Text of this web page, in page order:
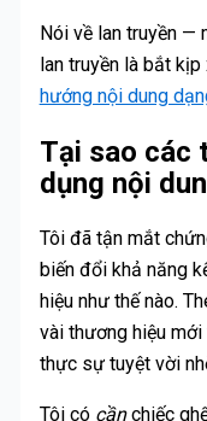
Nói về lan truyền —
lan truyền là bắt kịp
hướng nội dung
Tại sao các
dụng nội
Tôi đã tận mắt
biến đổi khả năng
hiệu như thế nào.
vài thương hiệu
thực sự tuyệt vời
Tôi có cầnchiếc